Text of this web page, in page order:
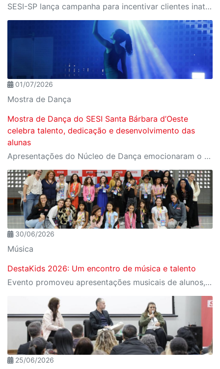
SESI-SP lança campanha para incentivar clientes inativos a retomarem a prática de atividades físicas, esporte e lazer com benefícios exclusivos
01/07/2026
Mostra de Dança
Mostra de Dança do SESI Santa Bárbara d’Oeste
celebra talento, dedicação e desenvolvimento das
alunas
Apresentações do Núcleo de Dança emocionaram o público ao reunir técnica, expressão artística e protagonismo em uma noite especial.
30/06/2026
Música
DestaKids 2026: Um encontro de música e talento
Evento promoveu apresentações musicais de alunos, performances do Núcleo de Dança e oficinas voltadas ao desenvolvimento artístico e à expressão dos estudantes.
25/06/2026